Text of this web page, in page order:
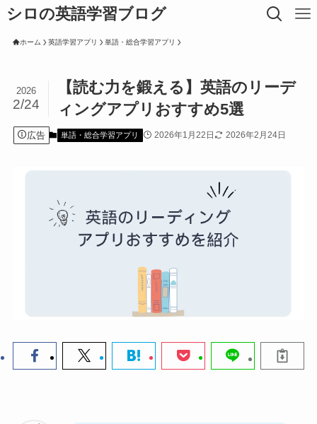
シロの英語学習ブログ
ホーム 英語学習アプリ 単語・総合学習アプリ
【読む力を鍛える】英語のリーデ
ィングアプリおすすめ5選
2026
2/24
広告 単語・総合学習アプリ 2026年1月22日 2026年2月24日